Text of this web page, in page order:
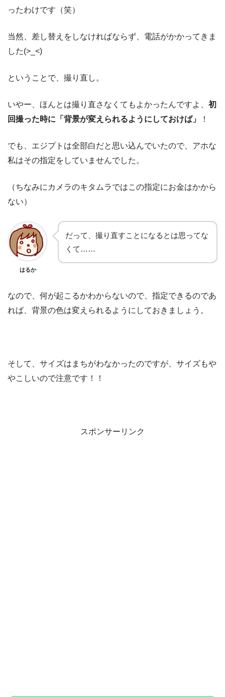
ったわけです（笑）
当然、差し替えをしなければならず、電話がかかってきま
した(>_<)
ということで、撮り直し。
いやー、ほんとは撮り直さなくてもよかったんですよ、 初
回撮った時に「背景が変えられるようにしておけば」
！
でも、エジプトは全部白だと思い込んでいたので、アホな
私はその指定をしていませんでした。
（ちなみにカメラのキタムラではこの指定にお金はかから
ない）
はるか
だって、撮り直すことになるとは思ってな
くて……
なので、何が起こるかわからないので、指定できるのであ
れば、背景の色は変えられるようにしておきましょう。
そして、サイズはまちがわなかったのですが、サイズもや
やこしいので注意です！！
スポンサーリンク